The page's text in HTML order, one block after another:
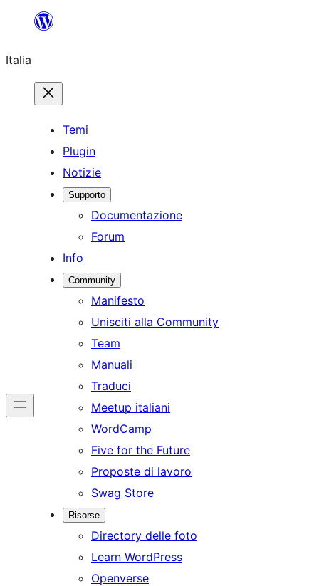
contenuto
Italia
Temi
Plugin
Notizie
Supporto
Documentazione
Forum
Info
Community
Manifesto
Unisciti alla Community
Team
Manuali
Traduci
Meetup italiani
WordCamp
Five for the Future
Proposte di lavoro
Swag Store
Risorse
Directory delle foto
Learn WordPress
Openverse